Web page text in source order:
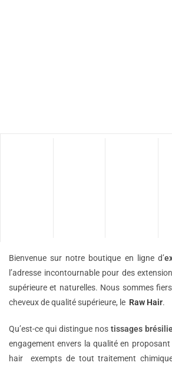
Bienvenue sur notre boutique en ligne d’
l’adresse incontournable pour des
supérieure et naturelles. Nous sommes
cheveux de qualité supérieure, le Raw Hair.
Qu’est-ce qui distingue nos tissages
engagement envers la qualité en
hair exempts de tout traitement